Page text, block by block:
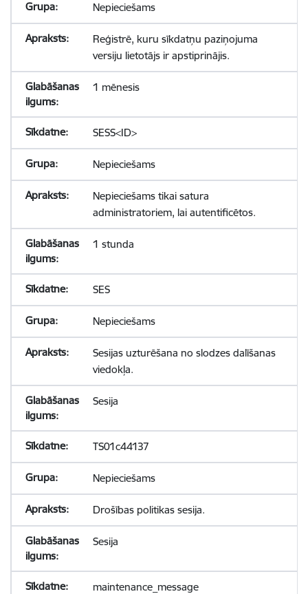
Nepieciešams
Reģistrē, kuru sīkdatņu paziņojuma
versiju lietotājs ir apstiprinājis.
1 mēnesis
SESS<ID>
Nepieciešams
Nepieciešams tikai satura
administratoriem, lai autentificētos.
1 stunda
SES
Nepieciešams
Sesijas uzturēšana no slodzes dalīšanas
viedokļa.
Sesija
TS01c44137
Nepieciešams
Drošības politikas sesija.
Sesija
maintenance_message